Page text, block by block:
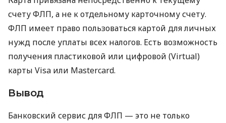
счету ФЛП, а не к отдельному карточному счету.
ФЛП имеет право пользоваться картой для личных
нужд после уплаты всех налогов. Есть возможность
получения пластиковой или цифровой (Virtual)
карты Visa или Mastercard.
Вывод
Банковский сервис для ФЛП — это не только